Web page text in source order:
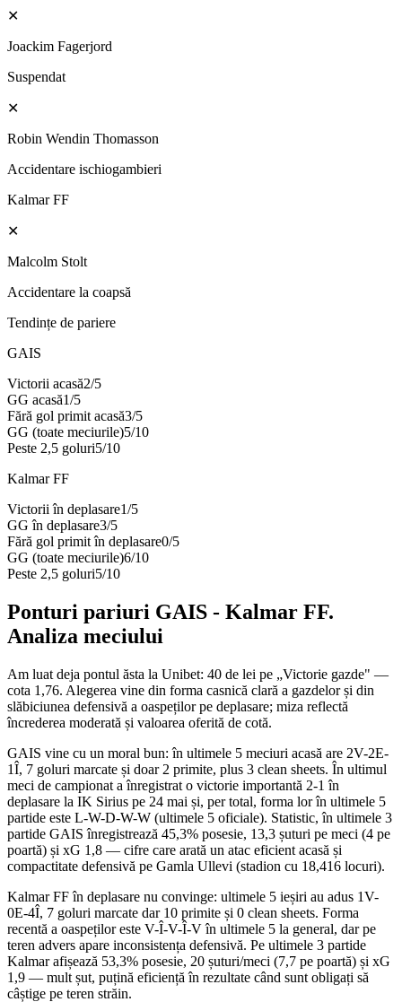
✕
Joackim Fagerjord
Suspendat
✕
Robin Wendin Thomasson
Accidentare ischiogambieri
Kalmar FF
✕
Malcolm Stolt
Accidentare la coapsă
Tendințe de pariere
GAIS
Victorii acasă2/5
GG acasă1/5
Fără gol primit acasă3/5
GG (toate meciurile)5/10
Peste 2,5 goluri5/10
Kalmar FF
Victorii în deplasare1/5
GG în deplasare3/5
Fără gol primit în deplasare0/5
GG (toate meciurile)6/10
Peste 2,5 goluri5/10
Ponturi pariuri GAIS - Kalmar FF.
Analiza meciului
Am luat deja pontul ăsta la Unibet: 40 de lei pe „Victorie gazde" —
cota 1,76. Alegerea vine din forma casnică clară a gazdelor și din
slăbiciunea defensivă a oaspeților pe deplasare; miza reflectă
încrederea moderată și valoarea oferită de cotă.
GAIS vine cu un moral bun: în ultimele 5 meciuri acasă are 2V-2E-
1Î, 7 goluri marcate și doar 2 primite, plus 3 clean sheets. În ultimul
meci de campionat a înregistrat o victorie importantă 2-1 în
deplasare la IK Sirius pe 24 mai și, per total, forma lor în ultimele 5
partide este L-W-D-W-W (ultimele 5 oficiale). Statistic, în ultimele 3
partide GAIS înregistrează 45,3% posesie, 13,3 șuturi pe meci (4 pe
poartă) și xG 1,8 — cifre care arată un atac eficient acasă și
compactitate defensivă pe Gamla Ullevi (stadion cu 18,416 locuri).
Kalmar FF în deplasare nu convinge: ultimele 5 ieșiri au adus 1V-
0E-4Î, 7 goluri marcate dar 10 primite și 0 clean sheets. Forma
recentă a oaspeților este V-Î-V-Î-V în ultimele 5 la general, dar pe
teren advers apare inconsistența defensivă. Pe ultimele 3 partide
Kalmar afișează 53,3% posesie, 20 șuturi/meci (7,7 pe poartă) și xG
1,9 — mult șut, puțină eficiență în rezultate când sunt obligați să
câștige pe teren străin.